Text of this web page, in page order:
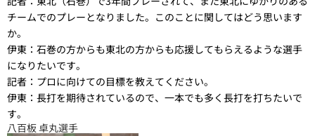
チームでのプレーとなりました。このことに関してはどう思います
か。
伊東： 石巻の方からも東北の方からも応援してもらえるような選手
になりたいです。
記者： プロに向けての目標を教えてください。
伊東： 長打を期待されているので、一本でも多く長打を打ちたいで
す。
八百板 卓丸選手